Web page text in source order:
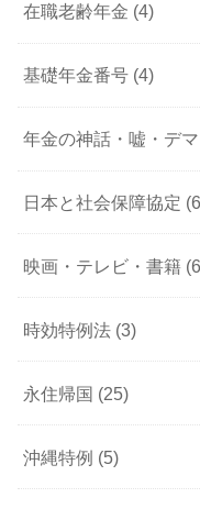
在職老齢年金 (4)
基礎年金番号 (4)
年金の神話・嘘・デマ
日本と社会保障協定
映画・テレビ・書籍
時効特例法 (3)
永住帰国 (25)
沖縄特例 (5)